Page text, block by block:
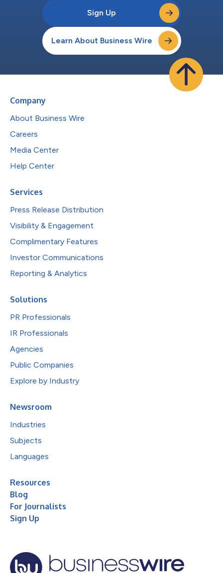
Sign Up
Learn About Business Wire
Company
About Business Wire
Careers
Media Center
Help Center
Services
Press Release Distribution
Visibility & Engagement
Complimentary Features
Investor Communications
Reporting & Analytics
Solutions
PR Professionals
IR Professionals
Agencies
Public Companies
Explore by Industry
Newsroom
Industries
Subjects
Languages
Resources
Blog
For Journalists
Sign Up